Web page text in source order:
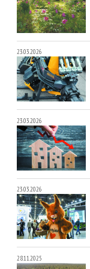
23.03.2026
23.03.2026
23.03.2026
28.11.2025